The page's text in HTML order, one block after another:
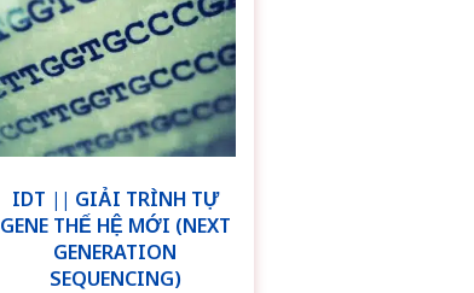
IDT || GIẢI TRÌNH TỰ
GENE THẾ HỆ MỚI (NEXT
GENERATION
SEQUENCING)